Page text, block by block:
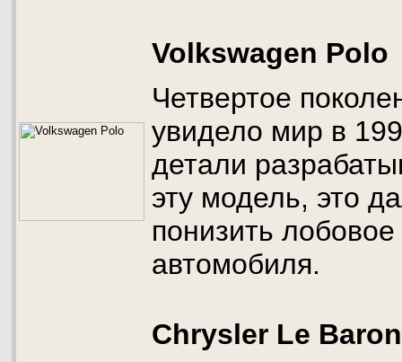
Volkswagen Polo
Четвертое
увидело мир в
детали
эту модель, это
понизить
автомобиля.
Chrysler Le Baron